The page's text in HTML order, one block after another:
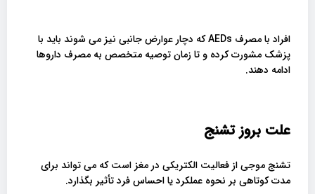
افراد با مصرف AEDs که دچار عوارض جانبی نیز می شوند باید با
پزشک مشورت کرده و تا زمان توصیه متخصص به مصرف داروها
ادامه دهند.
علت بروز تشنج
تشنج موجی از فعالیت الکتریکی در مغز است که می تواند برای
مدت کوتاهی بر نحوه عملکرد یا احساس فرد تأثیر بگذارد.